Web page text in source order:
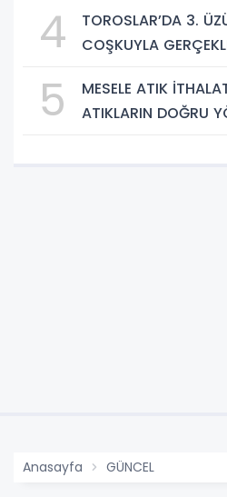
4
TOROSLAR’DA 3.
COŞKUYLA
5
MESELE ATIK
ATIKLARIN DOĞRU
Anasayfa GÜNCEL